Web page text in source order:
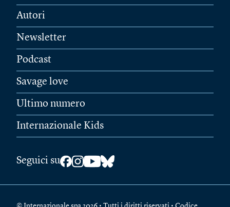
Autori
Newsletter
Podcast
Savage love
Ultimo numero
Internazionale Kids
Seguici su